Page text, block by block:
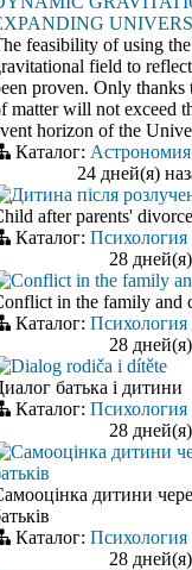
feasibility of using
field to
proven. Only
matter will not exceed
horizon of the
Каталог: Астрономия
24 дней(я)
Дитина після
after parents'
Каталог: Психология
28
Conflict in the family
in the family and
Каталог: Психология
28
Dialog rodiča i dítěte
батька і дитини
Каталог: Психология
28
Самооцінка дитини
дитини
Каталог: Психология
28